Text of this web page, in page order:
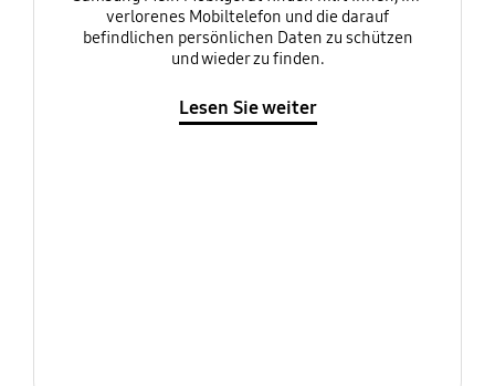
verlorenes Mobiltelefon und die darauf
befindlichen persönlichen Daten zu schützen
und wieder zu finden.
Lesen Sie weiter